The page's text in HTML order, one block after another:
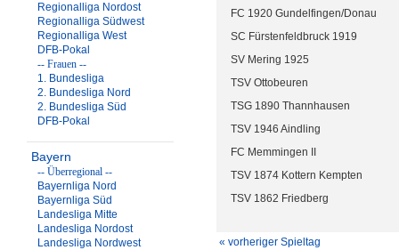
Regionalliga Nordost
Regionalliga Südwest
Regionalliga West
DFB-Pokal
-- Frauen --
1. Bundesliga
2. Bundesliga Nord
2. Bundesliga Süd
DFB-Pokal
Bayern
-- Überregional --
Bayernliga Nord
Bayernliga Süd
Landesliga Mitte
Landesliga Nordost
Landesliga Nordwest
FC 1920 Gundelfingen/Donau
SC Fürstenfeldbruck 1919
SV Mering 1925
TSV Ottobeuren
TSG 1890 Thannhausen
TSV 1946 Aindling
FC Memmingen II
TSV 1874 Kottern Kempten
TSV 1862 Friedberg
« vorheriger Spieltag